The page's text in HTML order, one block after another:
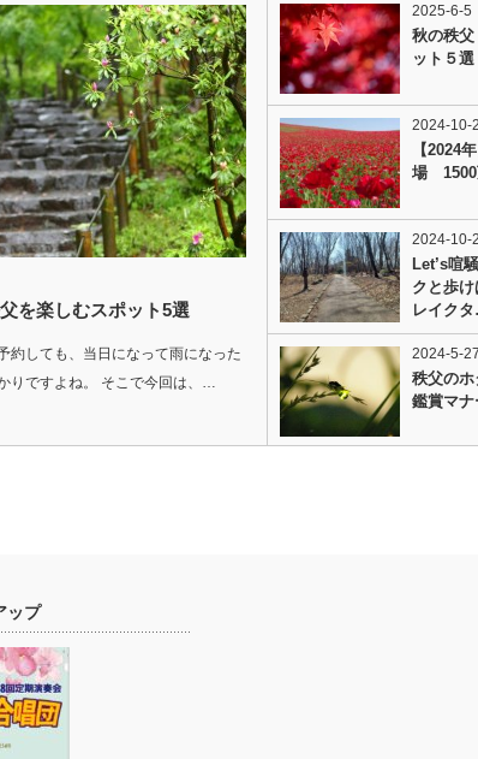
を楽しむスポット5選
約しても、当日になって雨になった
りですよね。 そこで今回は、…
2025-6-5
秋の秩
ット５選
2024-10-
【2024
場 1500
2024-10-
Let’s喧
クと歩
レイク
2024-5-27
秩父の
鑑賞マナ
ップ